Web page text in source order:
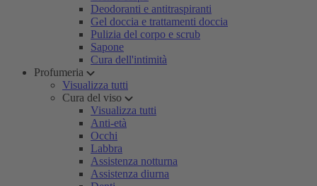
Deodoranti e antitraspiranti
Gel doccia e trattamenti doccia
Pulizia del corpo e scrub
Sapone
Cura dell'intimità
Profumeria
Visualizza tutti
Cura del viso
Visualizza tutti
Anti-età
Occhi
Labbra
Assistenza notturna
Assistenza diurna